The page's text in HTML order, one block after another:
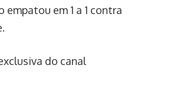
empatou em 1 a 1 contra
do canal